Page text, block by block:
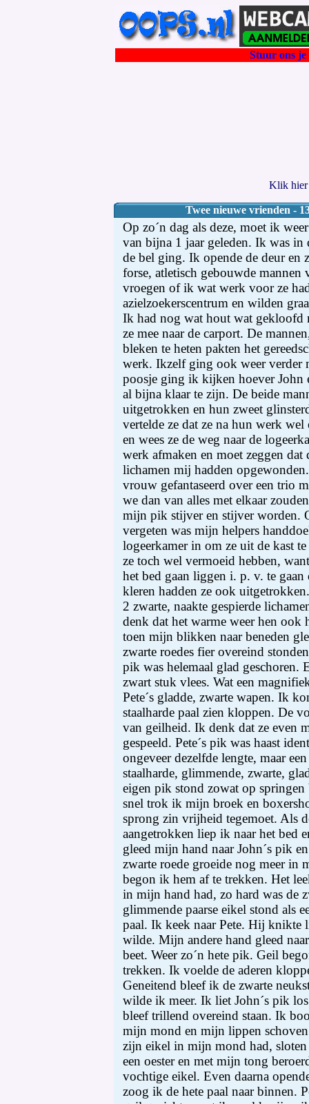
Stuur ons
Klik hier
Twee nieuwe vrienden -
Op zo´n dag als deze, moet ik
van bijna 1 jaar geleden. Ik was in
de bel ging. Ik opende de deur en
forse, atletisch gebouwde mannen
vroegen of ik wat werk voor ze
azielzoekerscentrum en wilden
Ik had nog wat hout wat gekloofd
ze mee naar de carport. De
bleken te heten pakten het
werk. Ikzelf ging ook weer verder
poosje ging ik kijken hoever John
al bijna klaar te zijn. De beide
uitgetrokken en hun zweet
vertelde ze dat ze na hun werk
en wees ze de weg naar de
werk afmaken en moet zeggen dat
lichamen mij hadden
vrouw gefantaseerd over een trio
we dan van alles met elkaar
mijn pik stijver en stijver worden.
vergeten was mijn helpers
logeerkamer in om ze uit de kast
ze toch wel vermoeid hebben,
het bed gaan liggen i. p. v. te gaan
kleren hadden ze ook
2 zwarte, naakte gespierde
denk dat het warme weer hen ook
toen mijn blikken naar beneden
zwarte roedes fier overeind
pik was helemaal glad geschoren.
zwart stuk vlees. Wat een
Pete´s gladde, zwarte wapen. Ik
staalharde paal zien kloppen. De
van geilheid. Ik denk dat ze even
gespeeld. Pete´s pik was haast
ongeveer dezelfde lengte, maar
staalharde, glimmende, zwarte,
eigen pik stond zowat op
snel trok ik mijn broek en
sprong zin vrijheid tegemoet. Als
aangetrokken liep ik naar het bed
gleed mijn hand naar John´s pik
zwarte roede groeide nog meer in
begon ik hem af te trekken. Het
in mijn hand had, zo hard was de
glimmende paarse eikel stond als
paal. Ik keek naar Pete. Hij
wilde. Mijn andere hand gleed
beet. Weer zo´n hete pik. Geil
trekken. Ik voelde de aderen
Geneitend bleef ik de zwarte
wilde ik meer. Ik liet John´s pik
bleef trillend overeind staan. Ik
mijn mond en mijn lippen
zijn eikel in mijn mond had,
een oester en met mijn tong
vochtige eikel. Even daarna
zoog ik de hete paal naar binnen.